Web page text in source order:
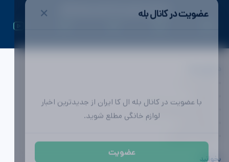
عضویت در کانال بله ✕
با عضویت در کانال بله ال کا ایران از جدیدترین اخبار
لوازم خانگی مطلع شوید.
عضویت
ال کا ایران | اولین رسانه تخصصی لوازم خانگی
تبلیغات
بخوانید